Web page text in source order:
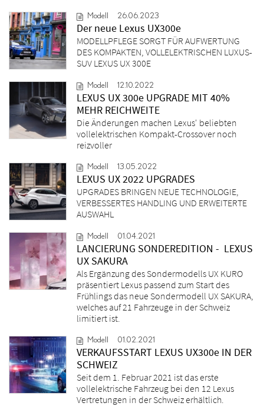
Modell 26.06.2023
Der neue Lexus UX300e
MODELLPFLEGE SORGT FÜR AUFWERTUNG
DES KOMPAKTEN, VOLLELEKTRISCHEN LUXUS-
SUV LEXUS UX 300E
Modell 12.10.2022
LEXUS UX 300e UPGRADE MIT 40%
MEHR REICHWEITE
Die Änderungen machen Lexus' beliebten
vollelektrischen Kompakt-Crossover noch
reizvoller
Modell 13.05.2022
LEXUS UX 2022 UPGRADES
UPGRADES BRINGEN NEUE TECHNOLOGIE,
VERBESSERTES HANDLING UND ERWEITERTE
AUSWAHL
Modell 01.04.2021
LANCIERUNG SONDEREDITION - LEXUS
UX SAKURA
Als Ergänzung des Sondermodells UX KURO
präsentiert Lexus passend zum Start des
Frühlings das neue Sondermodell UX SAKURA,
welches auf 21 Fahrzeuge in der Schweiz
limitiert ist.
Modell 01.02.2021
VERKAUFSSTART LEXUS UX300e IN DER
SCHWEIZ
Seit dem 1. Februar 2021 ist das erste
vollelektrische Fahrzeug bei den 12 Lexus
Vertretungen in der Schweiz erhältlich.